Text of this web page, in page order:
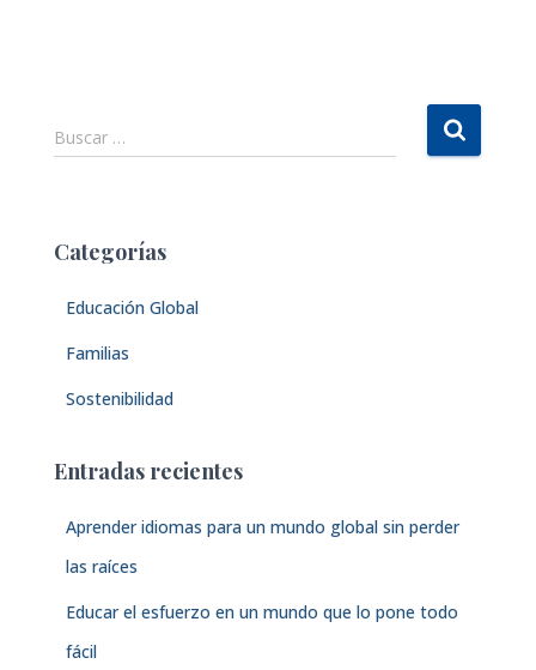
u
r
Buscar …
Categorías
Educación Global
Familias
Sostenibilidad
Entradas recientes
Aprender idiomas para un mundo global sin perder
las raíces
Educar el esfuerzo en un mundo que lo pone todo
fácil